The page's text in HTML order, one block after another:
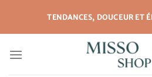
contenu
TENDANCES, DOUCEUR ET